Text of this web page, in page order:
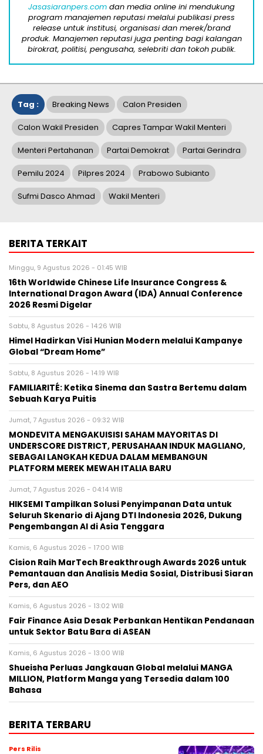
Jasasiaranpers.com dan media online ini mendukung
program manajemen reputasi melalui publikasi press
release untuk institusi, organisasi dan merek/brand
produk. Manajemen reputasi juga penting bagi kalangan
birokrat, politisi, pengusaha, selebriti dan tokoh publik.
Tag : Breaking News Calon Presiden
Calon Wakil Presiden Capres Tampar Wakil Menteri
Menteri Pertahanan Partai Demokrat Partai Gerindra
Pemilu 2024 Pilpres 2024 Prabowo Subianto
Sufmi Dasco Ahmad Wakil Menteri
BERITA TERKAIT
Minggu, 9 Agustus 2026 - 01:45 WIB
16th Worldwide Chinese Life Insurance Congress &
International Dragon Award (IDA) Annual Conference
2026 Resmi Digelar
Sabtu, 8 Agustus 2026 - 14:26 WIB
Himel Hadirkan Visi Hunian Modern melalui Kampanye
Global “Dream Home”
Sabtu, 8 Agustus 2026 - 14:19 WIB
FAMILIARITÉ: Ketika Sinema dan Sastra Bertemu dalam
Sebuah Karya Puitis
Jumat, 7 Agustus 2026 - 09:32 WIB
MONDEVITA MENGAKUISISI SAHAM MAYORITAS DI
UNDERSCORE DISTRICT, PERUSAHAAN INDUK MAGLIANO,
SEBAGAI LANGKAH KEDUA DALAM MEMBANGUN
PLATFORM MEREK MEWAH ITALIA BARU
Jumat, 7 Agustus 2026 - 04:14 WIB
HIKSEMI Tampilkan Solusi Penyimpanan Data untuk
Seluruh Skenario di Ajang DTI Indonesia 2026, Dukung
Pengembangan AI di Asia Tenggara
Kamis, 6 Agustus 2026 - 17:00 WIB
Cision Raih MarTech Breakthrough Awards 2026 untuk
Pemantauan dan Analisis Media Sosial, Distribusi Siaran
Pers, dan AEO
Kamis, 6 Agustus 2026 - 13:02 WIB
Fair Finance Asia Desak Perbankan Hentikan Pendanaan
untuk Sektor Batu Bara di ASEAN
Kamis, 6 Agustus 2026 - 13:00 WIB
Shueisha Perluas Jangkauan Global melalui MANGA
MILLION, Platform Manga yang Tersedia dalam 100
Bahasa
BERITA TERBARU
Pers Rilis